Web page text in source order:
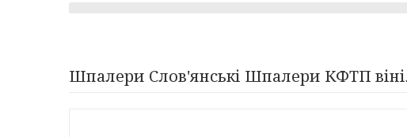
Шпалери Слов'янські Шпалери КФТП